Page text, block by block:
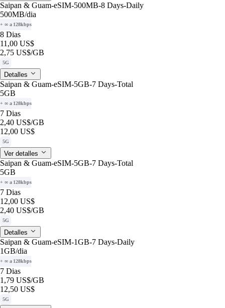
Saipan & Guam-eSIM-500MB-8 Days-Daily
500MB/dia
+ ∞ a 128kbps
8 Dias
11,00 US$
2,75 US$/GB
5G
Detalles
Saipan & Guam-eSIM-5GB-7 Days-Total
5GB
+ ∞ a 128kbps
7 Dias
2,40 US$/GB
12,00 US$
5G
Ver detalles
Saipan & Guam-eSIM-5GB-7 Days-Total
5GB
+ ∞ a 128kbps
7 Dias
12,00 US$
2,40 US$/GB
5G
Detalles
Saipan & Guam-eSIM-1GB-7 Days-Daily
1GB/dia
+ ∞ a 128kbps
7 Dias
1,79 US$/GB
12,50 US$
5G